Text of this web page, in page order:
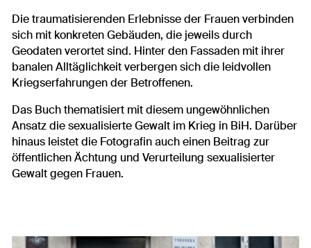
Die traumatisierenden Erlebnisse der Frauen verbinden
sich mit konkreten Gebäuden, die jeweils durch
Geodaten verortet sind. Hinter den Fassaden mit ihrer
banalen Alltäglichkeit verbergen sich die leidvollen
Kriegserfahrungen der Betroffenen.
Das Buch thematisiert mit diesem ungewöhnlichen
Ansatz die sexualisierte Gewalt im Krieg in BiH. Darüber
hinaus leistet die Fotografin auch einen Beitrag zur
öffentlichen Ächtung und Verurteilung sexualisierter
Gewalt gegen Frauen.